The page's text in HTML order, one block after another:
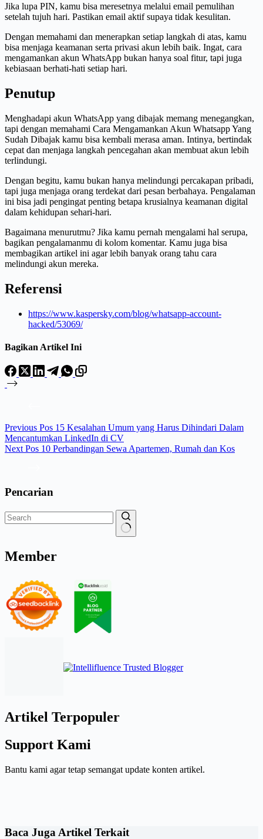
Jika lupa PIN, kamu bisa meresetnya melalui email pemulihan
setelah tujuh hari. Pastikan email aktif supaya tidak kesulitan.
Dengan memahami dan menerapkan setiap langkah di atas, kamu
bisa menjaga keamanan serta privasi akun lebih baik. Ingat, cara
mengamankan akun WhatsApp bukan hanya soal fitur, tapi juga
kebiasaan berhati-hati setiap hari.
Penutup
Menghadapi akun WhatsApp yang dibajak memang menegangkan,
tapi dengan memahami Cara Mengamankan Akun Whatsapp Yang
Sudah Dibajak kamu bisa kembali merasa aman. Intinya, bertindak
cepat dan menjaga langkah pencegahan akan membuat akun lebih
terlindungi.
Dengan begitu, kamu bukan hanya melindungi percakapan pribadi,
tapi juga menjaga orang terdekat dari pesan berbahaya. Pengalaman
ini bisa jadi pengingat penting betapa krusialnya keamanan digital
dalam kehidupan sehari-hari.
Bagaimana menurutmu? Jika kamu pernah mengalami hal serupa,
bagikan pengalamanmu di kolom komentar. Kamu juga bisa
membagikan artikel ini agar lebih banyak orang tahu cara
melindungi akun mereka.
Referensi
https://www.kaspersky.com/blog/whatsapp-account-
hacked/53069/
Bagikan Artikel Ini
Previous Pos 15 Kesalahan Umum yang Harus Dihindari Dalam
Mencantumkan LinkedIn di CV
Next Pos 10 Perbandingan Sewa Apartemen, Rumah dan Kos
Pencarian
Member
Artikel Terpopuler
Support Kami
Bantu kami agar tetap semangat update konten artikel.
Baca Juga Artikel Terkait